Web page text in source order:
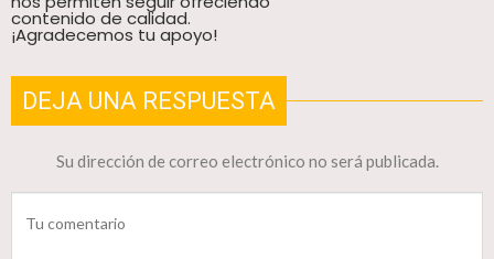
contenido de calidad.
¡Agradecemos tu apoyo!
DEJA UNA RESPUESTA
Su dirección de correo electrónico no será publicada.